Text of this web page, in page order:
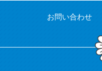
お問い合わせ